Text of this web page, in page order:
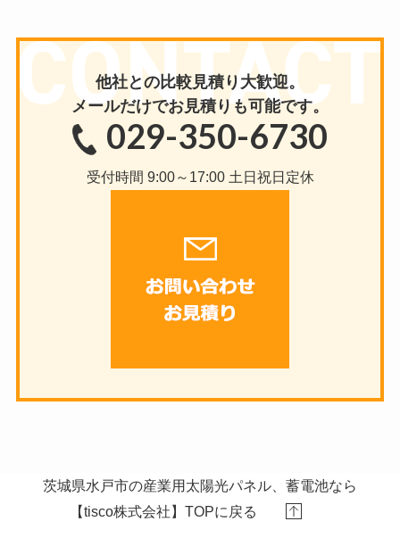
他社との比較見積り大歓迎。
メールだけでお見積りも可能です。
029-350-6730
受付時間 9:00～17:00 土日祝日定休
茨城県水戸市の産業用太陽光パネル、蓄電池なら
【tisco株式会社】TOPに戻る